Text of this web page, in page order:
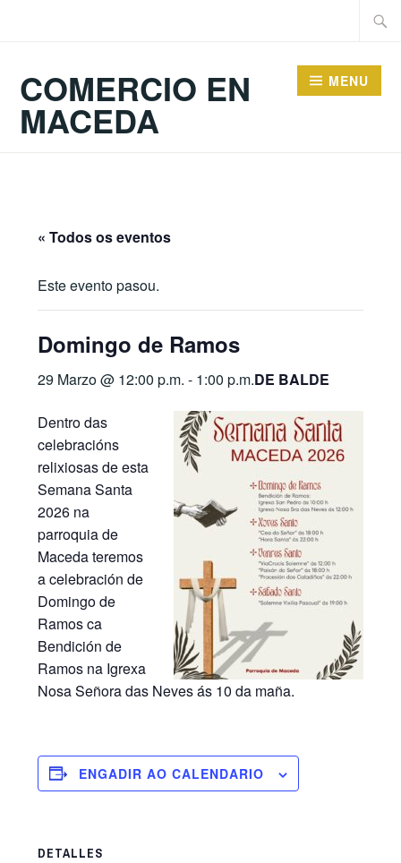
COMERCIO EN
MACEDA
MENU
« Todos os eventos
Este evento pasou.
Domingo de Ramos
29 Marzo @ 12:00 p.m. - 1:00 p.m.DE BALDE
Dentro das
celebracións
relixiosas de esta
Semana Santa
2026 na
parroquia de
Maceda teremos
a celebración de
Domingo de
Ramos ca
Bendición de
Ramos na Igrexa
Nosa Señora das Neves ás 10 da maña.
ENGADIR AO CALENDARIO
DETALLES